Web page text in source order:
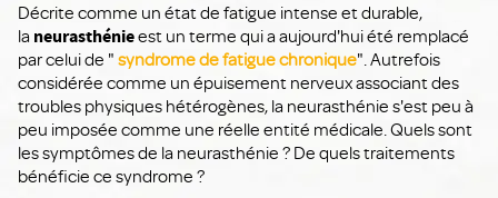
Décrite comme un état de fatigue intense et durable,
la neurasthénieest un terme qui a aujourd'hui été remplacé
par celui de " syndrome de fatigue chronique". Autrefois
considérée comme un épuisement nerveux associant des
troubles physiques hétérogènes, la neurasthénie s'est peu à
peu imposée comme une réelle entité médicale. Quels sont
les symptômes de la neurasthénie ? De quels traitements
bénéficie ce syndrome ?